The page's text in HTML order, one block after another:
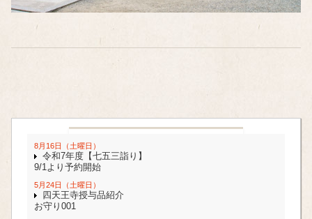
8月16日（土曜日）
令和7年度【七五三詣り】
9/1より予約開始
5月24日（土曜日）
四天王寺授与品紹介
お守り001